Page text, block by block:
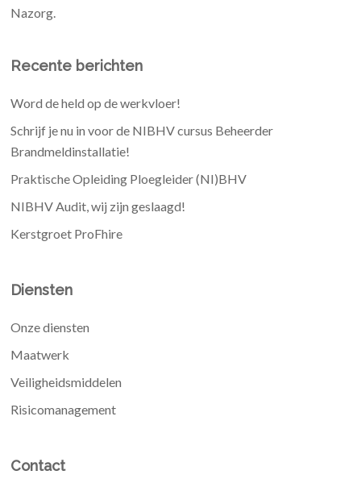
Nazorg.
Recente berichten
Word de held op de werkvloer!
Schrijf je nu in voor de NIBHV cursus Beheerder
Brandmeldinstallatie!
Praktische Opleiding Ploegleider (NI)BHV
NIBHV Audit, wij zijn geslaagd!
Kerstgroet ProFhire
Diensten
Onze diensten
Maatwerk
Veiligheidsmiddelen
Risicomanagement
Contact